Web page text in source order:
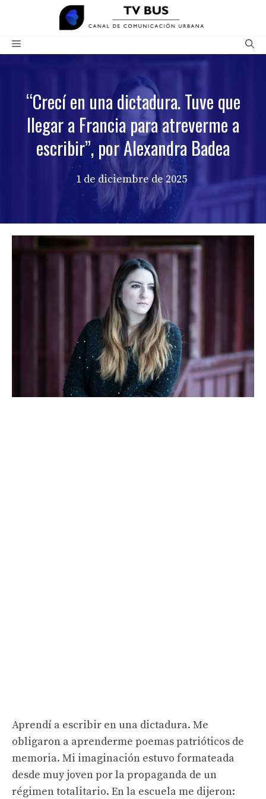
contenido
Menú
“Crecí en una dictadura. Tuve que
llegar a Francia para atreverme a
escribir”, por Alexandra Badea
1 de diciembre de 2025
Aprendí a escribir en una dictadura. Me
obligaron a aprenderme poemas patrióticos de
memoria. Mi imaginación estuvo formateada
desde muy joven por la propaganda de un
régimen totalitario. En la escuela me dijeron: